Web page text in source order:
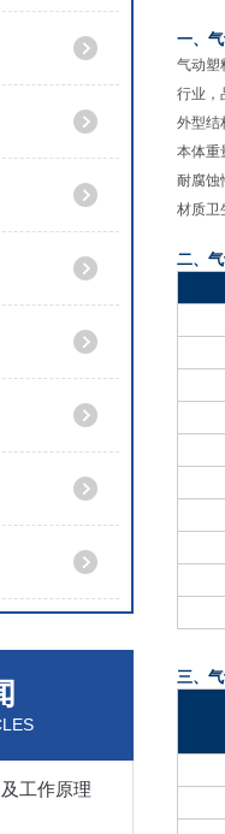
工作原理
一、
气动塑
行业，
外型结
本体重
耐腐蚀
材质卫
二、
三、